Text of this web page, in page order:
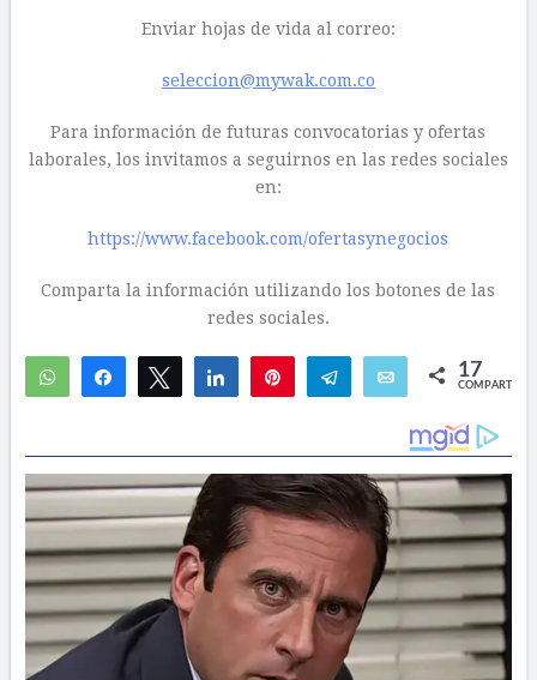
Enviar hojas de vida al correo:
seleccion@mywak.com.co
Para información de futuras convocatorias y ofertas
laborales, los invitamos a seguirnos en las redes sociales
en:
https://www.facebook.com/ofertasynegocios
Comparta la información utilizando los botones de las
redes sociales.
WhatsAppCompartirTwittear Compartir Telegram Email 17
COMPARTIR